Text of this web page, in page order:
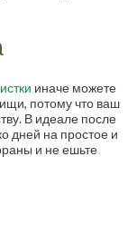
иначе можете
потому что ваш
В идеале после
дней на простое и
и не ешьте